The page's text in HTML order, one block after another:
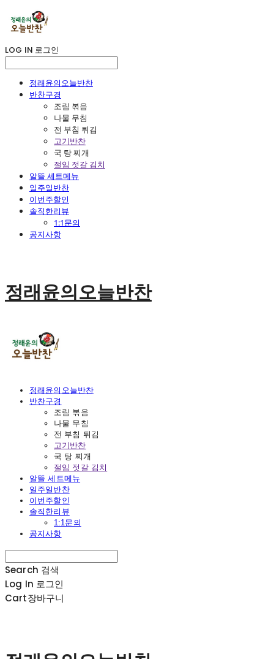
LOG IN 로그인
정래윤의오늘반찬
반찬구경
조림 볶음
나물 무침
전 부침 튀김
고기반찬
국 탕 찌개
절임 젓갈 김치
알뜰 세트메뉴
일주일반찬
이번주할인
솔직한리뷰
1:1문의
공지사항
정래윤의오늘반찬
정래윤의오늘반찬
반찬구경
조림 볶음
나물 무침
전 부침 튀김
고기반찬
국 탕 찌개
절임 젓갈 김치
알뜰 세트메뉴
일주일반찬
이번주할인
솔직한리뷰
1:1문의
공지사항
Search 검색
Log In 로그인
Cart장바구니